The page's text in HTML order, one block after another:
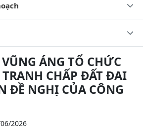
ÁNG TỔ CHỨC
CHẤP ĐẤT ĐAI
ĐỀ NGHỊ CỦA CÔNG
2026